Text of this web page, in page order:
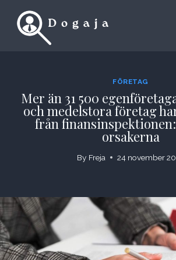
FÖRETAG
Mer än 31 500
och medelstora företag
från
orsakerna
By Freja 24 november